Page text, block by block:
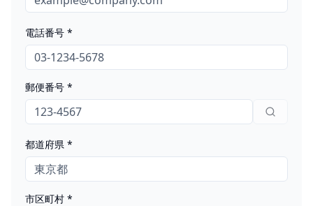
電話番号 *
郵便番号 *
都道府県 *
市区町村 *